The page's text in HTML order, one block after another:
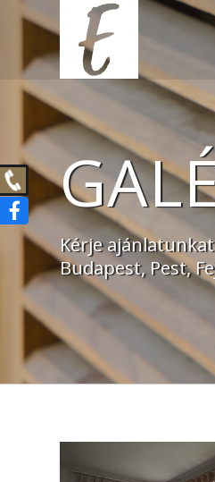
Kérje
Budapest, Pest,